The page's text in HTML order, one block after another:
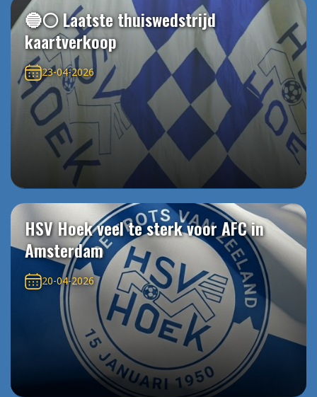
🔵⚪️ Laatste thuiswedstrijd
kaartverkoop
23-04-2026
HSV Hoek veel te sterk voor AFC in
Amsterdam
20-04-2026